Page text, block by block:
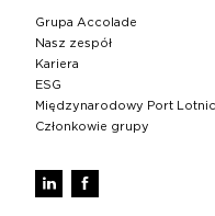
Grupa Accolade
Nasz zespół
Kariera
ESG
Międzynarodowy Port
Członkowie grupy